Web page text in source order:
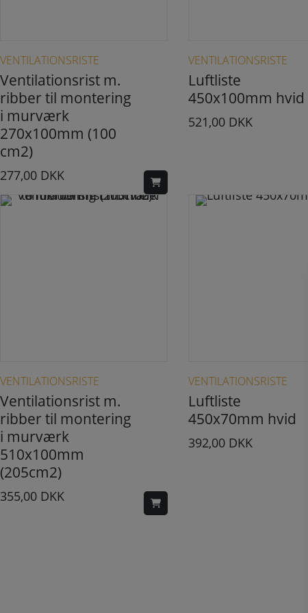
VENTILATIONSRISTE
Ventilationsrist m.
ribber til montering
i murværk
270x100mm (100
cm2)
277,00 DKK
VENTILATIONSRISTE
Luftliste
450x100mm hvid
521,00 DKK
VENTILATIONSRISTE
Ventilationsrist m.
ribber til montering
i murværk
510x100mm
(205cm2)
355,00 DKK
VENTILATIONSRISTE
Luftliste
450x70mm hvid
392,00 DKK